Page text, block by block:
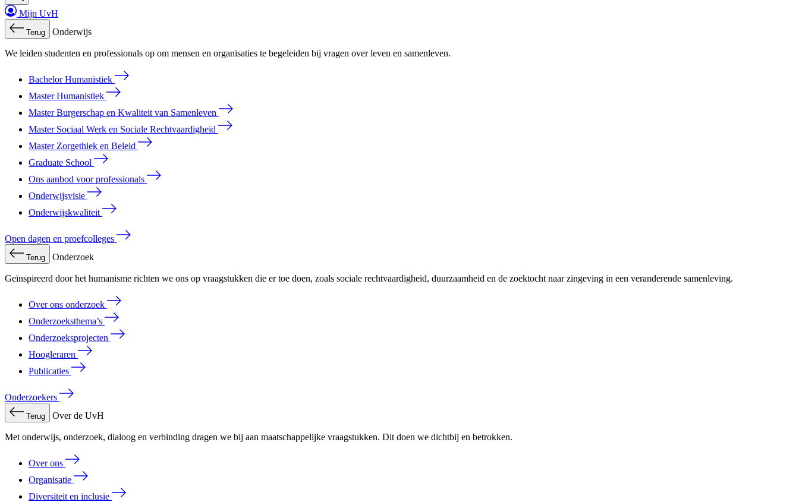
Mijn UvH
Terug Onderwijs
We leiden studenten en professionals op om mensen en organisaties te begeleiden bij vragen over leven en samenleven.
Bachelor Humanistiek
Master Humanistiek
Master Burgerschap en Kwaliteit van Samenleven
Master Sociaal Werk en Sociale Rechtvaardigheid
Master Zorgethiek en Beleid
Graduate School
Ons aanbod voor professionals
Onderwijsvisie
Onderwijskwaliteit
Open dagen en proefcolleges
Terug Onderzoek
Geïnspireerd door het humanisme richten we ons op vraagstukken die er toe doen, zoals sociale rechtvaardigheid, duurzaamheid en de zoektocht naar zingeving in een veranderende samenleving.
Over ons onderzoek
Onderzoeksthema’s
Onderzoeksprojecten
Hoogleraren
Publicaties
Onderzoekers
Terug Over de UvH
Met onderwijs, onderzoek, dialoog en verbinding dragen we bij aan maatschappelijke vraagstukken. Dit doen we dichtbij en betrokken.
Over ons
Organisatie
Diversiteit en inclusie